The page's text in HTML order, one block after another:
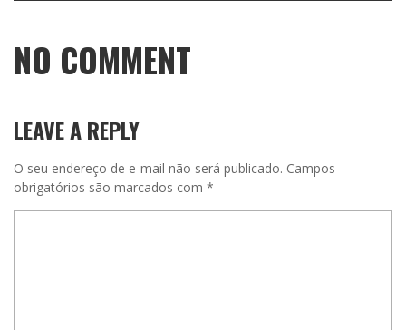
NO COMMENT
LEAVE A REPLY
O seu endereço de e-mail não será publicado. Campos
obrigatórios são marcados com *